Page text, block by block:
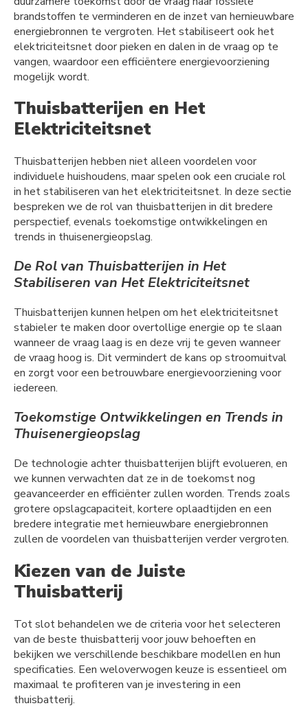
brandstoffen te verminderen en de inzet van hernieuwbare
energiebronnen te vergroten. Het stabiliseert ook het
elektriciteitsnet door pieken en dalen in de vraag op te
vangen, waardoor een efficiëntere energievoorziening
mogelijk wordt.
Thuisbatterijen en Het
Elektriciteitsnet
Thuisbatterijen hebben niet alleen voordelen voor
individuele huishoudens, maar spelen ook een cruciale rol
in het stabiliseren van het elektriciteitsnet. In deze sectie
bespreken we de rol van thuisbatterijen in dit bredere
perspectief, evenals toekomstige ontwikkelingen en
trends in thuisenergieopslag.
De Rol van Thuisbatterijen in Het
Stabiliseren van Het Elektriciteitsnet
Thuisbatterijen kunnen helpen om het elektriciteitsnet
stabieler te maken door overtollige energie op te slaan
wanneer de vraag laag is en deze vrij te geven wanneer
de vraag hoog is. Dit vermindert de kans op stroomuitval
en zorgt voor een betrouwbare energievoorziening voor
iedereen.
Toekomstige Ontwikkelingen en Trends in
Thuisenergieopslag
De technologie achter thuisbatterijen blijft evolueren, en
we kunnen verwachten dat ze in de toekomst nog
geavanceerder en efficiënter zullen worden. Trends zoals
grotere opslagcapaciteit, kortere oplaadtijden en een
bredere integratie met hernieuwbare energiebronnen
zullen de voordelen van thuisbatterijen verder vergroten.
Kiezen van de Juiste
Thuisbatterij
Tot slot behandelen we de criteria voor het selecteren
van de beste thuisbatterij voor jouw behoeften en
bekijken we verschillende beschikbare modellen en hun
specificaties. Een weloverwogen keuze is essentieel om
maximaal te profiteren van je investering in een
thuisbatterij.